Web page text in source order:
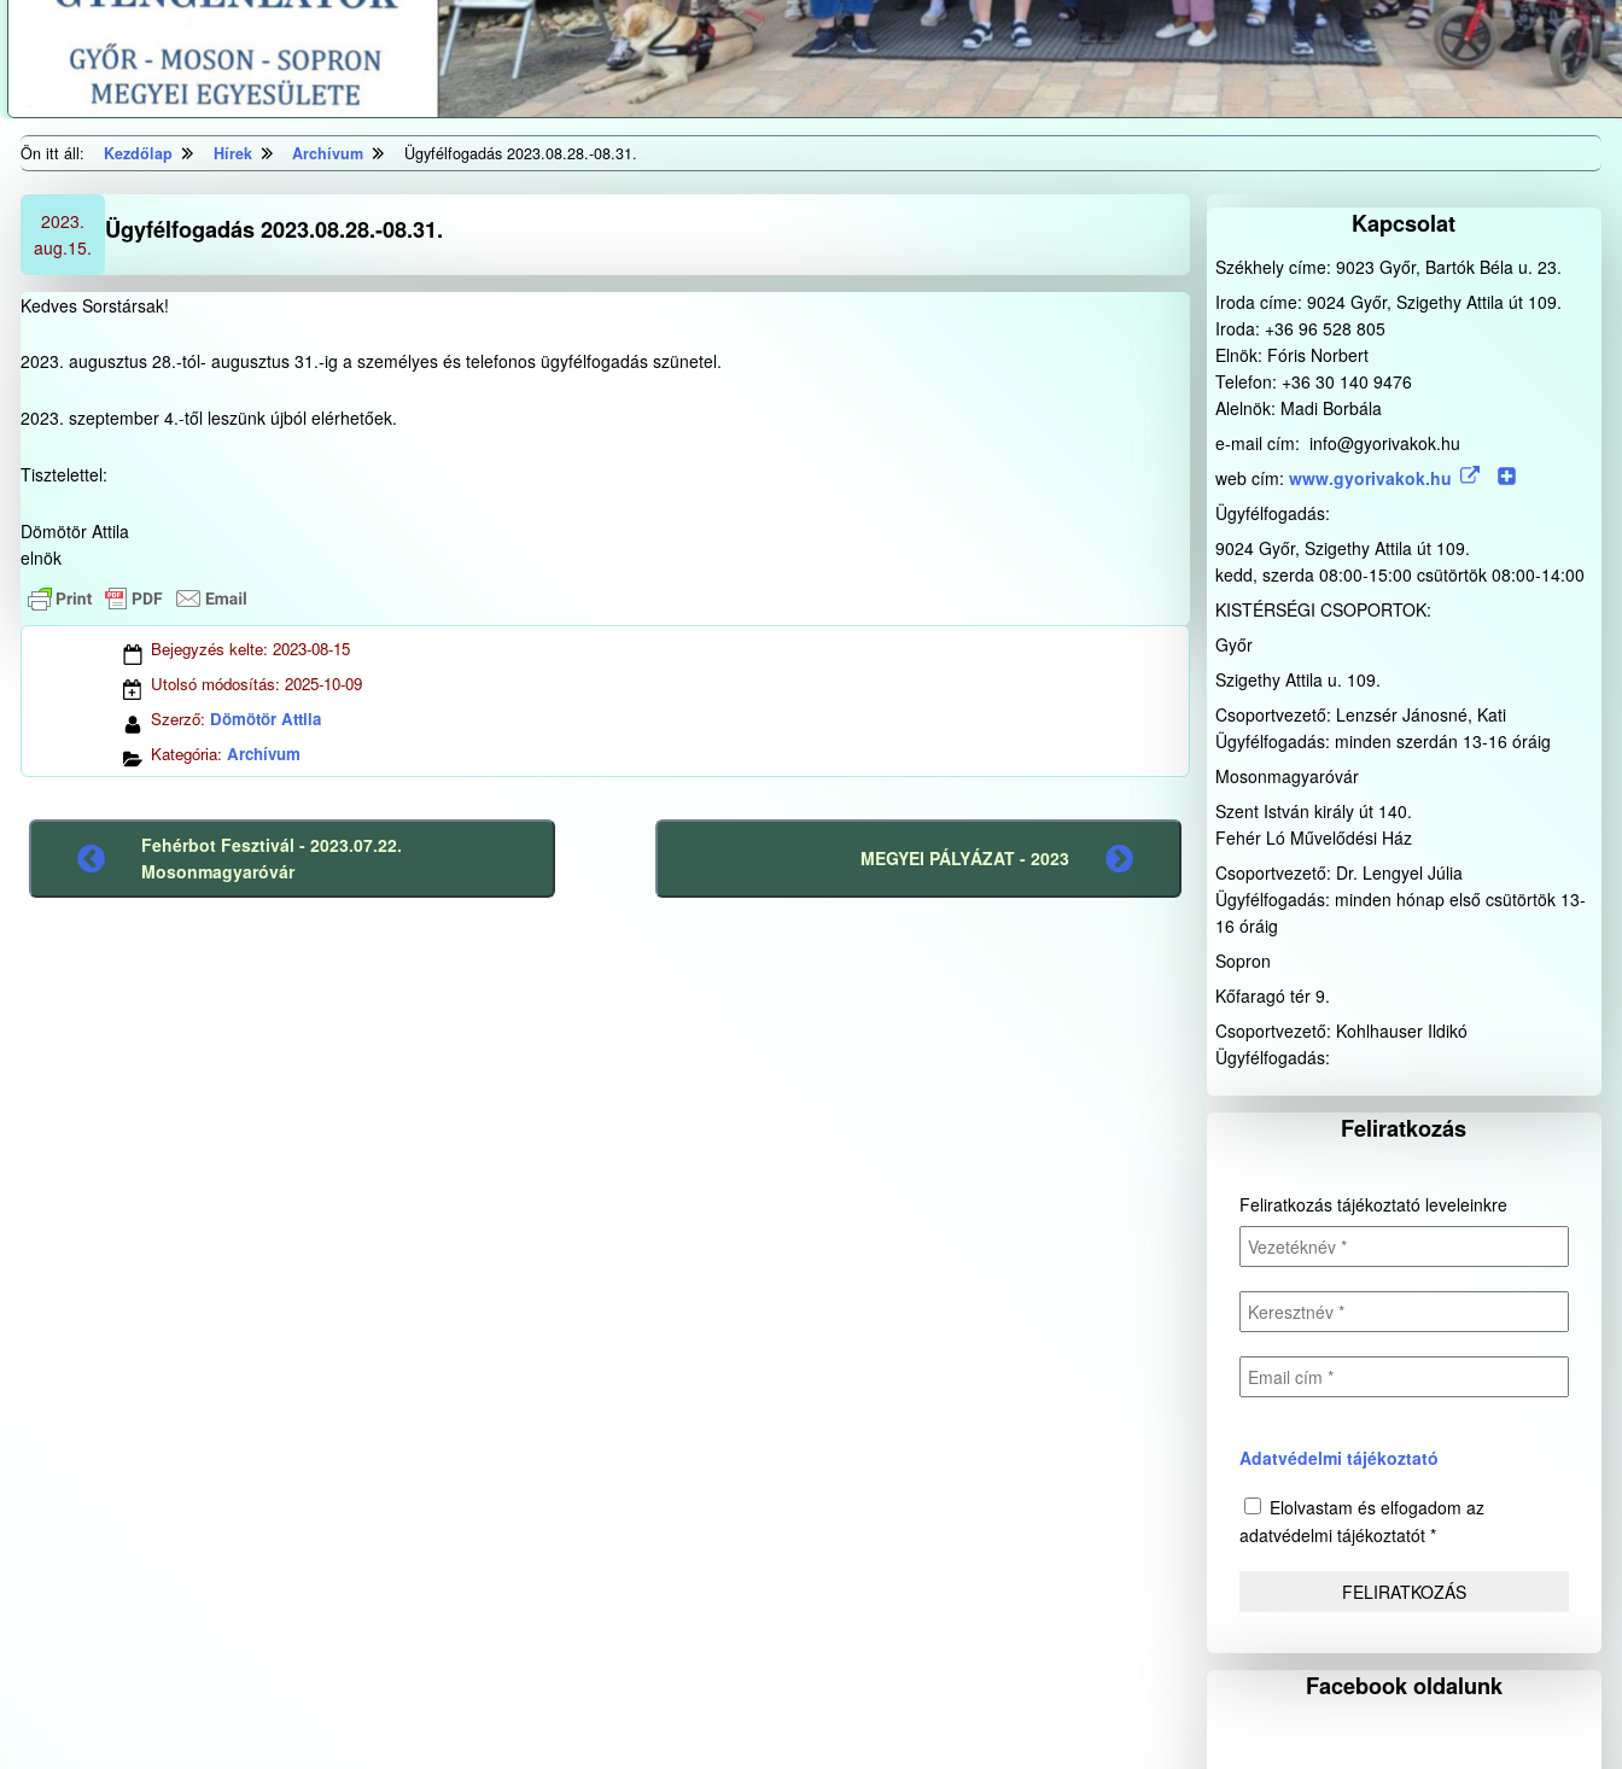
Ön itt áll: Kezdőlap Hírek Archívum Ügyfélfogadás 2023.08.28.-08.31.
Ügyfélfogadás 2023.08.28.-08.31.
2023.
aug.15.
Kedves Sorstársak!
2023. augusztus 28.-tól- augusztus 31.-ig a személyes és telefonos ügyfélfogadás szünetel.
2023. szeptember 4.-től leszünk újból elérhetőek.
Tisztelettel:
Dömötör Attila
elnök
Bejegyzés kelte: 2023-08-15
Utolsó módosítás: 2025-10-09
Szerző: Dömötör Attila
Kategória: Archívum
Előző
bejegyzés
Fehérbot Fesztivál - 2023.07.22.
Mosonmagyaróvár
bejegyzés
MEGYEI PÁLYÁZAT - 2023
Kapcsolat
Székhely címe: 9023 Győr, Bartók Béla u. 23.
Iroda címe: 9024 Győr, Szigethy Attila út 109.
Iroda: +36 96 528 805
Elnök: Fóris Norbert
Telefon: +36 30 140 9476
Alelnök: Madi Borbála
e-mail cím: info@gyorivakok.hu
web cím: www.gyorivakok.hu
Ügyfélfogadás:
9024 Győr, Szigethy Attila út 109.
kedd, szerda 08:00-15:00 csütörtök 08:00-14:00
KISTÉRSÉGI CSOPORTOK:
Győr
Szigethy Attila u. 109.
Csoportvezető: Lenzsér Jánosné, Kati
Ügyfélfogadás: minden szerdán 13-16 óráig
Mosonmagyaróvár
Szent István király út 140.
Fehér Ló Művelődési Ház
Csoportvezető: Dr. Lengyel Júlia
Ügyfélfogadás: minden hónap első csütörtök 13-
16 óráig
Sopron
Kőfaragó tér 9.
Csoportvezető: Kohlhauser Ildikó
Ügyfélfogadás:
Feliratkozás
Feliratkozás tájékoztató leveleinkre
Adatvédelmi tájékoztató
Elolvastam és elfogadom az
adatvédelmi tájékoztatót *
Facebook oldalunk